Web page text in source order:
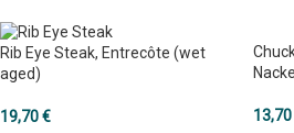
Rib Eye Steak, Entrecôte (wet
aged)
19,70€ 13,70